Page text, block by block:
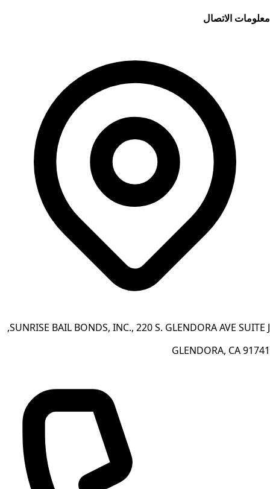
معلومات الاتصال
SUNRISE BAIL BONDS, INC., 220 S. GLENDORA AVE SUITE J,
GLENDORA, CA 91741